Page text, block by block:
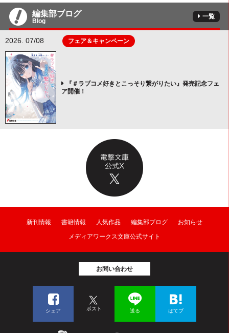
編集部ブログ
Blog
一覧
2026. 07/08 フェア＆キャンペーン
『＃ラブコメ好きとこっそり繋がりたい』発売記念フェ
ア開催！
新刊情報 書籍情報 人気作品 編集部ブログ
お知らせ
メディアワークス文庫公式サイト
お問い合わせ
シェア ポスト 送る はてブ